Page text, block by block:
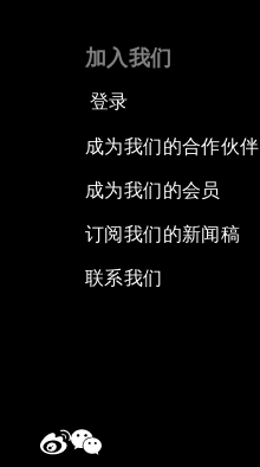
加入我们
登录
成为我们的合作伙伴
成为我们的会员
订阅我们的新闻稿
联系我们